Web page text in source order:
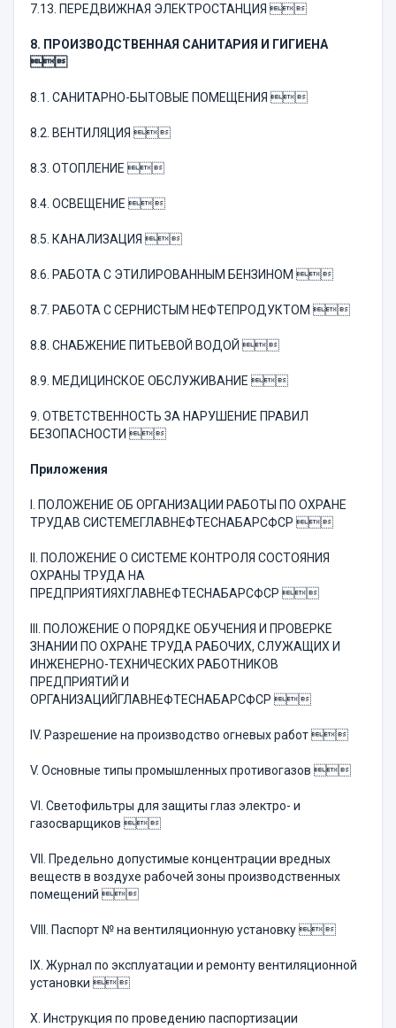
7.13. ПЕРЕДВИЖНАЯ ЭЛЕКТРОСТАНЦИЯ 
8. ПРОИЗВОДСТВЕННАЯ САНИТАРИЯ И ГИГИЕНА

8.1. САНИТАРНО-БЫТОВЫЕ ПОМЕЩЕНИЯ 
8.2. ВЕНТИЛЯЦИЯ 
8.3. ОТОПЛЕНИЕ 
8.4. ОСВЕЩЕНИЕ 
8.5. КАНАЛИЗАЦИЯ 
8.6. РАБОТА С ЭТИЛИРОВАННЫМ БЕНЗИНОМ 
8.7. РАБОТА С СЕРНИСТЫМ НЕФТЕПРОДУКТОМ 
8.8. СНАБЖЕНИЕ ПИТЬЕВОЙ ВОДОЙ 
8.9. МЕДИЦИНСКОЕ ОБСЛУЖИВАНИЕ 
9. ОТВЕТСТВЕННОСТЬ ЗА НАРУШЕНИЕ ПРАВИЛ
БЕЗОПАСНОСТИ 
Приложения
I. ПОЛОЖЕНИЕ ОБ ОРГАНИЗАЦИИ РАБОТЫ ПО ОХРАНЕ
ТРУДАВ СИСТЕМЕГЛАВНЕФТЕСНАБАРСФСР 
II. ПОЛОЖЕНИЕ О СИСТЕМЕ КОНТРОЛЯ СОСТОЯНИЯ
ОХРАНЫ ТРУДА НА
ПРЕДПРИЯТИЯХГЛАВНЕФТЕСНАБАРСФСР 
III. ПОЛОЖЕНИЕ О ПОРЯДКЕ ОБУЧЕНИЯ И ПРОВЕРКЕ
ЗНАНИИ ПО ОХРАНЕ ТРУДА РАБОЧИХ, СЛУЖАЩИХ И
ИНЖЕНЕРНО-ТЕХНИЧЕСКИХ РАБОТНИКОВ
ПРЕДПРИЯТИЙ И
ОРГАНИЗАЦИЙГЛАВНЕФТЕСНАБАРСФСР 
IV. Разрешение на производство огневых работ 
V. Основные типы промышленных противогазов 
VI. Светофильтры для защиты глаз электро- и
газосварщиков 
VII. Предельно допустимые концентрации вредных
веществ в воздухе рабочей зоны производственных
помещений 
VIII. Паспорт № на вентиляционную установку 
IX. Журнал по эксплуатации и ремонту вентиляционной
установки 
X. Инструкция по проведению паспортизации